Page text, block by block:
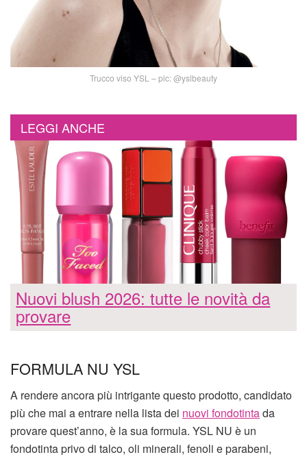
Trucco viso YSL – pic: @yslbeauty
LEGGI ANCHE
Nuovi blush 2026: tutte le novità da
provare
FORMULA NU YSL
A rendere ancora più intrigante questo prodotto, candidato
più che mai a entrare nella lista dei nuovi fondotintada
provare quest’anno, è la sua formula. YSL NU è un
fondotinta privo di talco, oli minerali, fenoli e parabeni,